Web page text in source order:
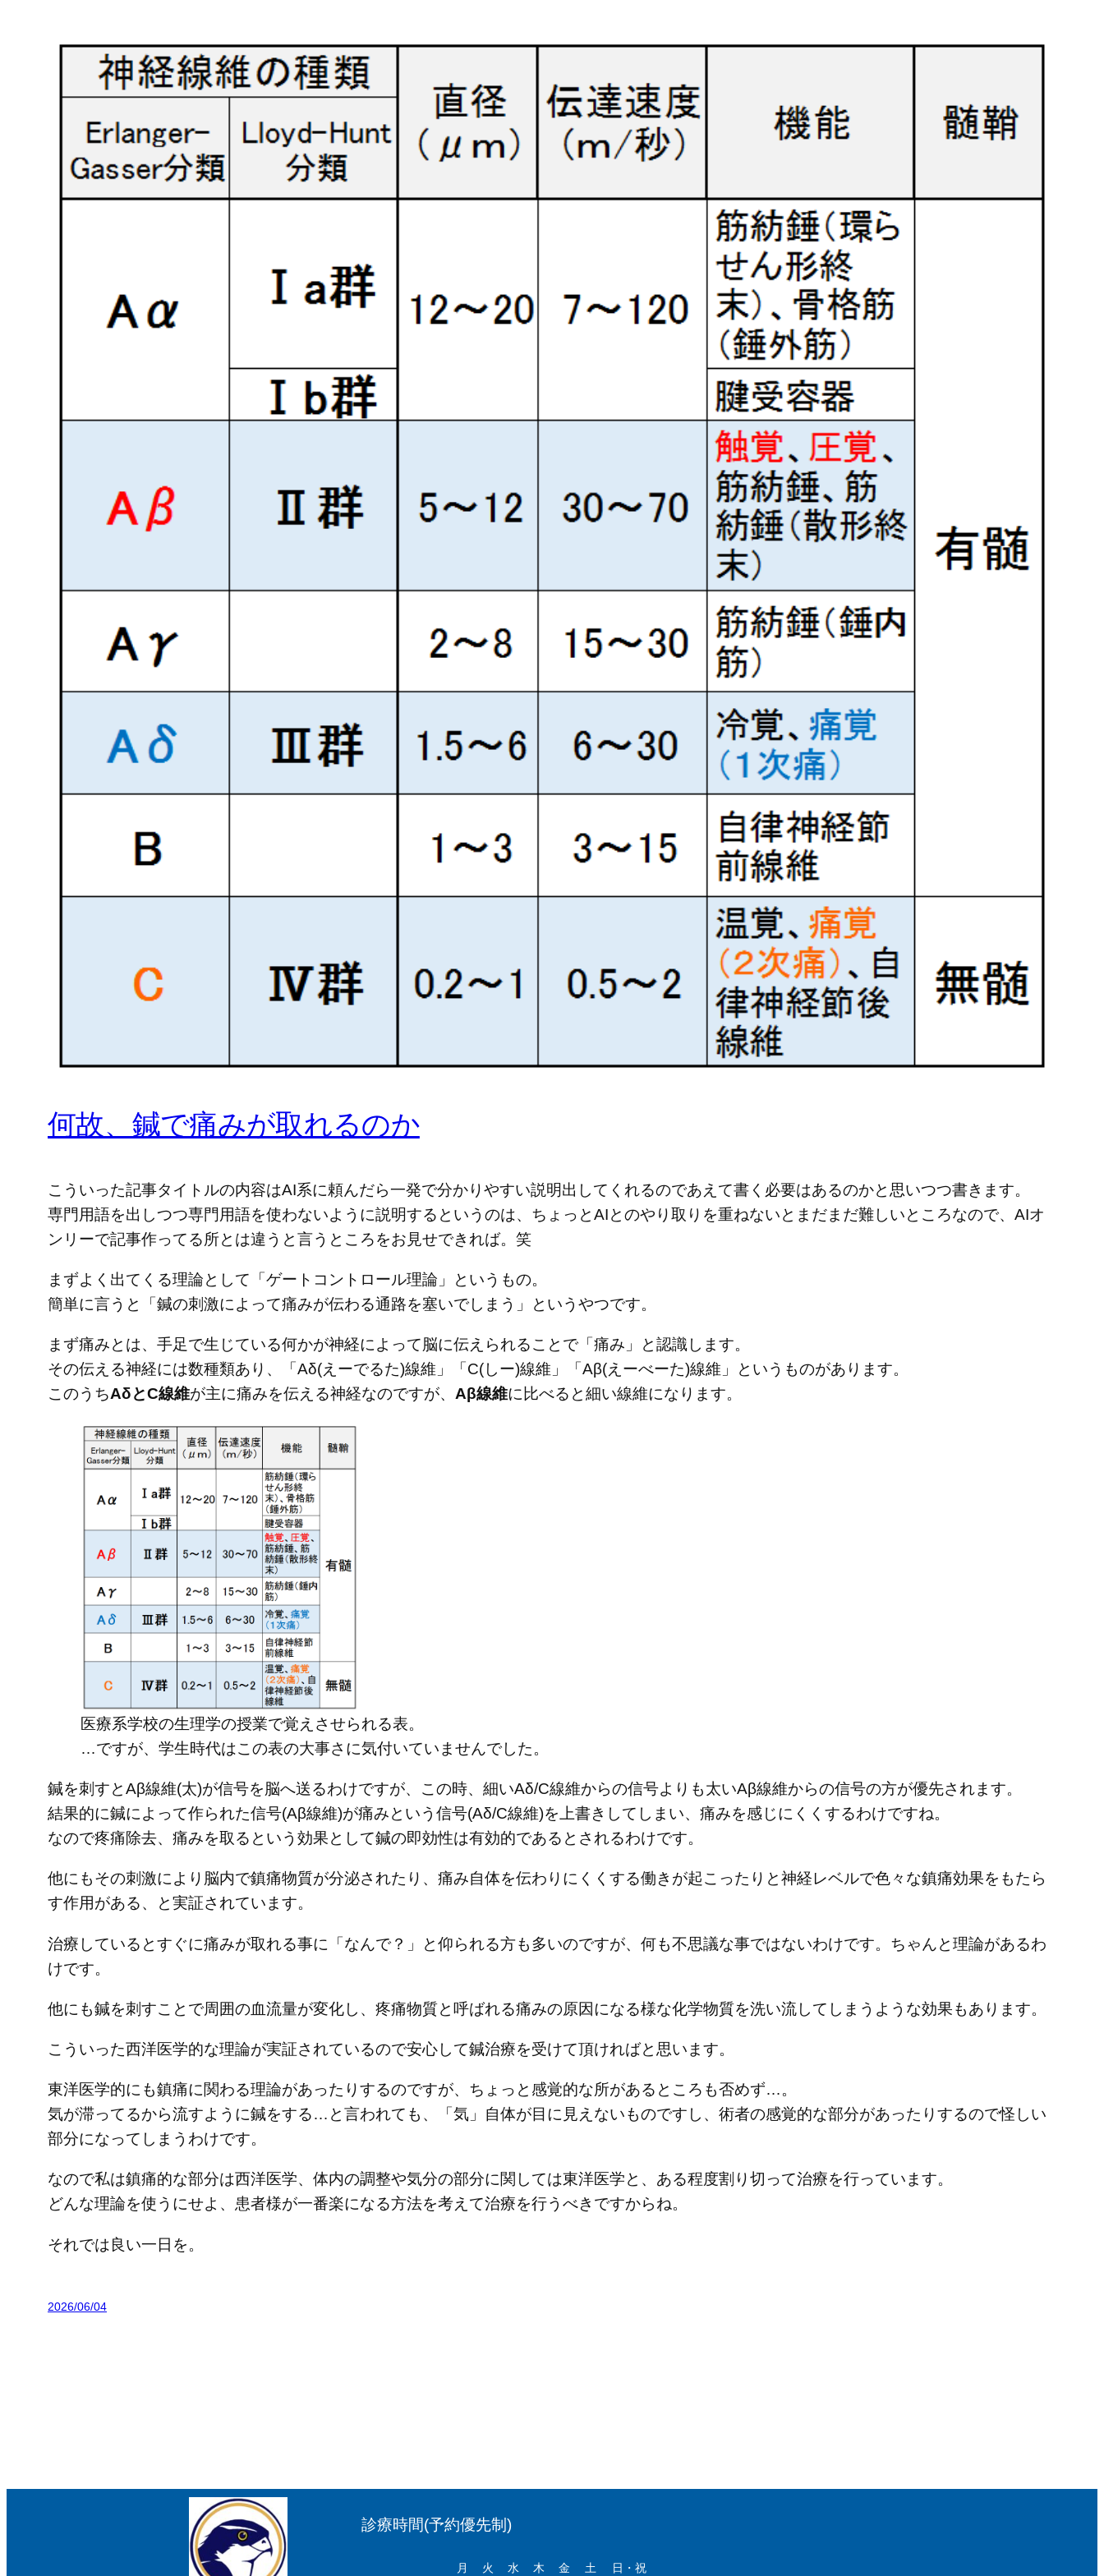
何故、鍼で痛みが取れるのか
こういった記事タイトルの内容はAI系に頼んだら一発で分かりやすい説明出してくれるのであえて書く必要はあるのかと思いつつ書きます。
専門用語を出しつつ専門用語を使わないように説明するというのは、ちょっとAIとのやり取りを重ねないとまだまだ難しいところなので、AIオ
ンリーで記事作ってる所とは違うと言うところをお見せできれば。笑
まずよく出てくる理論として「ゲートコントロール理論」というもの。
簡単に言うと「鍼の刺激によって痛みが伝わる通路を塞いでしまう」というやつです。
まず痛みとは、手足で生じている何かが神経によって脳に伝えられることで「痛み」と認識します。
その伝える神経には数種類あり、「Aδ(えーでるた)線維」「C(しー)線維」「Aβ(えーべーた)線維」というものがあります。
このうちAδとC線維が主に痛みを伝える神経なのですが、 Aβ線維に比べると細い線維になります。
医療系学校の生理学の授業で覚えさせられる表。
…ですが、学生時代はこの表の大事さに気付いていませんでした。
鍼を刺すとAβ線維(太)が信号を脳へ送るわけですが、この時、細いAδ/C線維からの信号よりも太いAβ線維からの信号の方が優先されます。
結果的に鍼によって作られた信号(Aβ線維)が痛みという信号(Aδ/C線維)を上書きしてしまい、痛みを感じにくくするわけですね。
なので疼痛除去、痛みを取るという効果として鍼の即効性は有効的であるとされるわけです。
他にもその刺激により脳内で鎮痛物質が分泌されたり、痛み自体を伝わりにくくする働きが起こったりと神経レベルで色々な鎮痛効果をもたら
す作用がある、と実証されています。
治療しているとすぐに痛みが取れる事に「なんで？」と仰られる方も多いのですが、何も不思議な事ではないわけです。ちゃんと理論があるわ
けです。
他にも鍼を刺すことで周囲の血流量が変化し、疼痛物質と呼ばれる痛みの原因になる様な化学物質を洗い流してしまうような効果もあります。
こういった西洋医学的な理論が実証されているので安心して鍼治療を受けて頂ければと思います。
東洋医学的にも鎮痛に関わる理論があったりするのですが、ちょっと感覚的な所があるところも否めず…。
気が滞ってるから流すように鍼をする…と言われても、「気」自体が目に見えないものですし、術者の感覚的な部分があったりするので怪しい
部分になってしまうわけです。
なので私は鎮痛的な部分は西洋医学、体内の調整や気分の部分に関しては東洋医学と、ある程度割り切って治療を行っています。
どんな理論を使うにせよ、患者様が一番楽になる方法を考えて治療を行うべきですからね。
それでは良い一日を。
2026/06/04
診療時間(予約優先制)
月 火 水 木 金 土 日・祝